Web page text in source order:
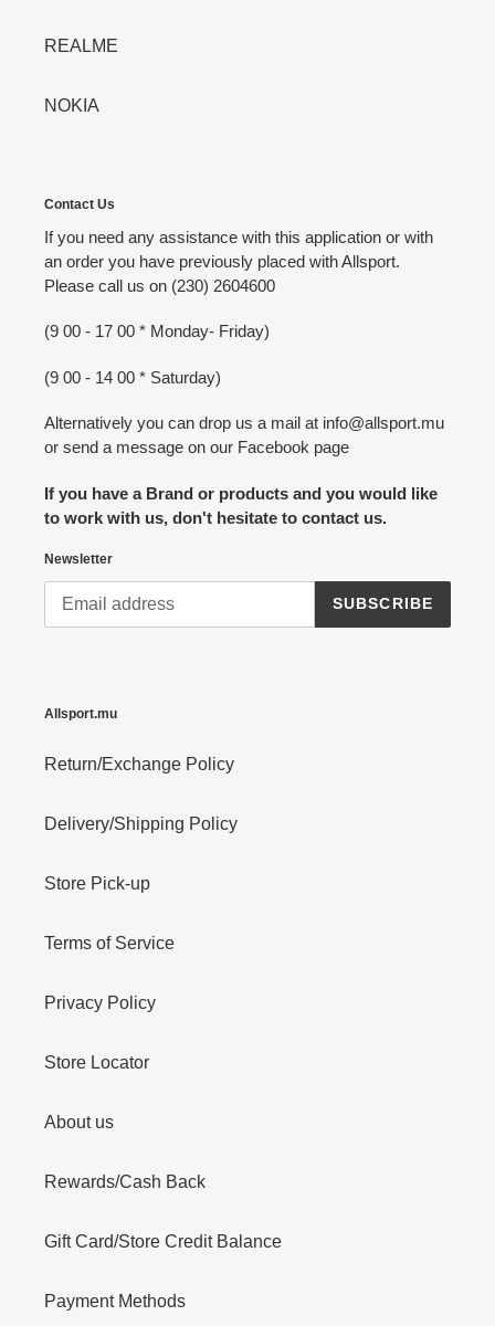
REALME
NOKIA
Contact Us
If you need any assistance with this application or with
an order you have previously placed with Allsport.
Please call us on (230) 2604600
(9 00 - 17 00 * Monday- Friday)
(9 00 - 14 00 * Saturday)
Alternatively you can drop us a mail at info@allsport.mu
or send a message on our Facebook page
If you have a Brand or products and you would like
to work with us, don't hesitate to contact us.
Newsletter
SUBSCRIBE
Allsport.mu
Return/Exchange Policy
Delivery/Shipping Policy
Store Pick-up
Terms of Service
Privacy Policy
Store Locator
About us
Rewards/Cash Back
Gift Card/Store Credit Balance
Payment Methods